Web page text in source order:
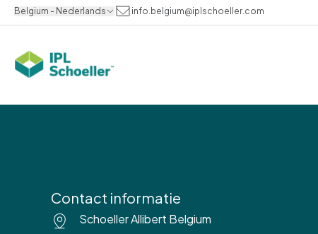
Belgium - Nederlands info.belgium@iplschoeller.com
Contact informatie
Schoeller Allibert Belgium